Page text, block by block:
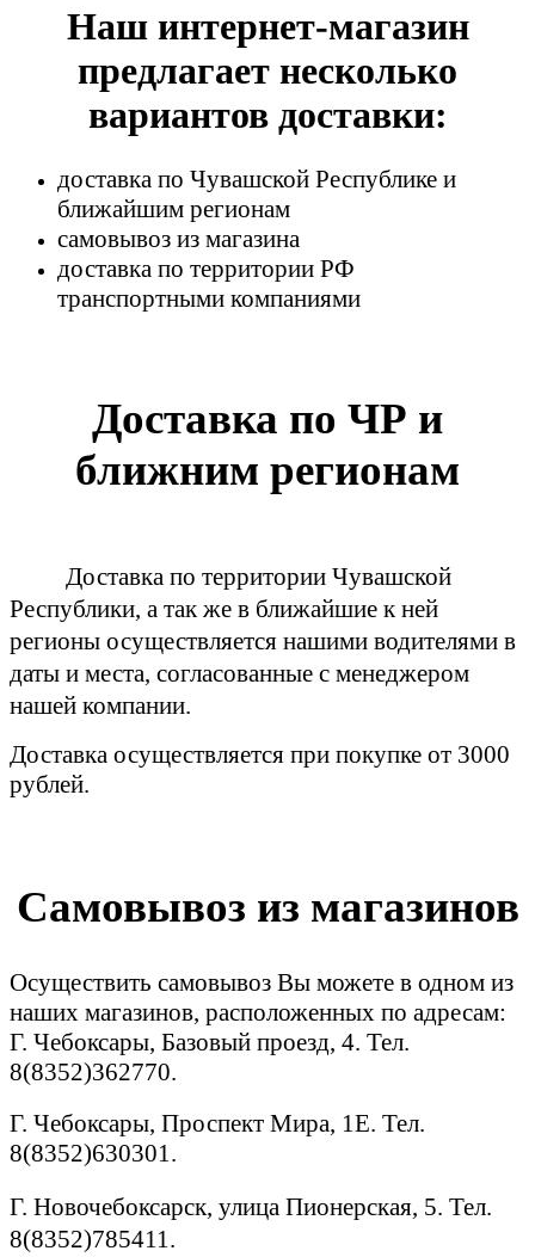
Наш интернет-магазин
предлагает несколько
вариантов доставки:
доставка по Чувашской Республике и
ближайшим регионам
самовывоз из магазина
доставка по территории РФ
транспортными компаниями
Доставка по ЧР и
ближним регионам
Доставка по территории Чувашской
Республики, а так же в ближайшие к ней
регионы осуществляется нашими водителями в
даты и места, согласованные с менеджером
нашей компании.
Доставка осуществляется при покупке от 3000
рублей.
Самовывоз из магазинов
Осуществить самовывоз Вы можете в одном из
наших магазинов, расположенных по адресам:
Г. Чебоксары, Базовый проезд, 4. Тел.
8(8352)362770.
Г. Чебоксары, Проспект Мира, 1Е. Тел.
8(8352)630301.
Г. Новочебоксарск, улица Пионерская, 5. Тел.
8(8352)785411.